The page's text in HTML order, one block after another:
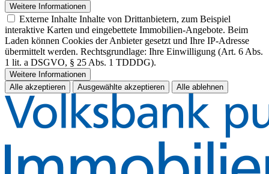
Weitere Informationen
Externe Inhalte Inhalte von Drittanbietern, zum Beispiel
interaktive Karten und eingebettete Immobilien-Angebote. Beim
Laden können Cookies der Anbieter gesetzt und Ihre IP-Adresse
übermittelt werden. Rechtsgrundlage: Ihre Einwilligung (Art. 6 Abs.
1 lit. a DSGVO, § 25 Abs. 1 TDDDG).
Weitere Informationen
Alle akzeptieren
Ausgewählte akzeptieren Alle ablehnen